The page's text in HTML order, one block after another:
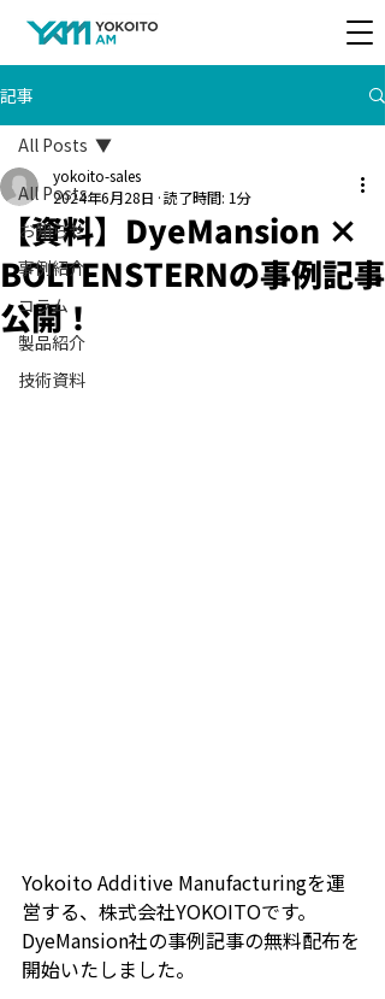
記事
All Posts
お知らせ
事例紹介
コラム
製品紹介
技術資料
All Posts
【資料】DyeMansion ×
BOLTENSTERNの事例記事
公開！
yokoito-sales
2024年6月28日
読了時間: 1分
Yokoito Additive Manufacturingを運
営する、株式会社YOKOITOです。
DyeMansion社の事例記事の無料配布を
開始いたしました。